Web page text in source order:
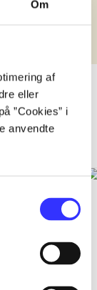
Om
af
eller
”Cookies” i
anvendte